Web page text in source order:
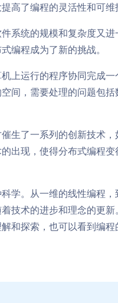
高了编程的灵活性和可维
系统的规模和复杂度又
编程成为了新的挑战。
上运行的程序协同完成
间，需要处理的问题包
生了一系列的创新技术
出现，使得分布式编程
学。从一维的线性编程
技术的进步和理念的更
和探索，也可以看到编程